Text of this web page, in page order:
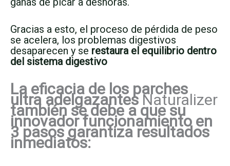
Gracias a esto, el proceso de pérdida de peso
se acelera, los problemas digestivos
desaparecen y se restaura el equilibrio dentro
del sistema digestivo
La eficacia de los parches
ultra adelgazantesNaturalizer
también se debe a que su
innovador funcionamiento en
3 pasos garantiza resultados
inmediatos: